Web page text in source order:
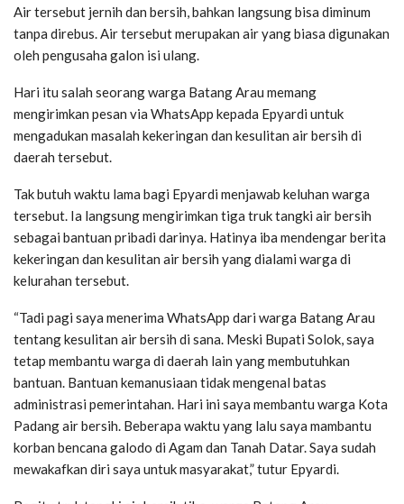
Air tersebut jernih dan bersih, bahkan langsung bisa diminum
tanpa direbus. Air tersebut merupakan air yang biasa digunakan
oleh pengusaha galon isi ulang.
Hari itu salah seorang warga Batang Arau memang
mengirimkan pesan via WhatsApp kepada Epyardi untuk
mengadukan masalah kekeringan dan kesulitan air bersih di
daerah tersebut.
Tak butuh waktu lama bagi Epyardi menjawab keluhan warga
tersebut. Ia langsung mengirimkan tiga truk tangki air bersih
sebagai bantuan pribadi darinya. Hatinya iba mendengar berita
kekeringan dan kesulitan air bersih yang dialami warga di
kelurahan tersebut.
“Tadi pagi saya menerima WhatsApp dari warga Batang Arau
tentang kesulitan air bersih di sana. Meski Bupati Solok, saya
tetap membantu warga di daerah lain yang membutuhkan
bantuan. Bantuan kemanusiaan tidak mengenal batas
administrasi pemerintahan. Hari ini saya membantu warga Kota
Padang air bersih. Beberapa waktu yang lalu saya mambantu
korban bencana galodo di Agam dan Tanah Datar. Saya sudah
mewakafkan diri saya untuk masyarakat,” tutur Epyardi.